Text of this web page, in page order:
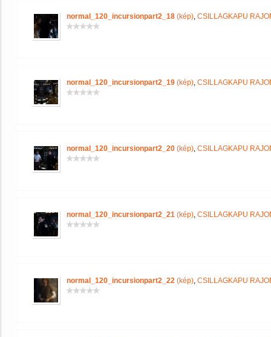
normal_120_incursionpart2_18 (kép), CSILLAGKAPU
normal_120_incursionpart2_19 (kép), CSILLAGKAPU
normal_120_incursionpart2_20 (kép), CSILLAGKAPU
normal_120_incursionpart2_21 (kép), CSILLAGKAPU
normal_120_incursionpart2_22 (kép), CSILLAGKAPU